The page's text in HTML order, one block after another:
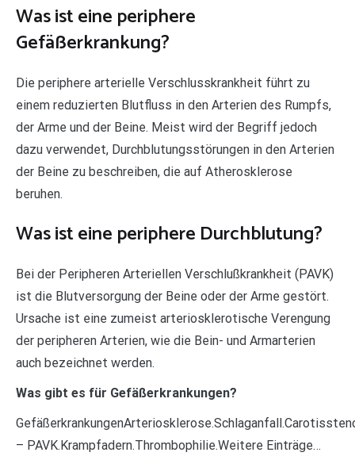
Was ist eine periphere
Gefäßerkrankung?
Die periphere arterielle Verschlusskrankheit führt zu
einem reduzierten Blutfluss in den Arterien des Rumpfs,
der Arme und der Beine. Meist wird der Begriff jedoch
dazu verwendet, Durchblutungsstörungen in den Arterien
der Beine zu beschreiben, die auf Atherosklerose
beruhen.
Was ist eine periphere Durchblutung?
Bei der Peripheren Arteriellen Verschlußkrankheit (PAVK)
ist die Blutversorgung der Beine oder der Arme gestört.
Ursache ist eine zumeist arteriosklerotische Verengung
der peripheren Arterien, wie die Bein- und Armarterien
auch bezeichnet werden.
Was gibt es für Gefäßerkrankungen?
– PAVK.Krampfadern.Thrombophilie.Weitere Einträge…